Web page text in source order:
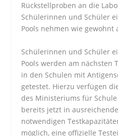
Rückstellproben an die
Schülerinnen und Schüler
Pools nehmen wie
Schülerinnen und Schüler
Pools werden am nächsten
in den Schulen mit
getestet. Hierzu verfügen
des Ministeriums für
bereits jetzt in
notwendigen
möglich, eine offizielle